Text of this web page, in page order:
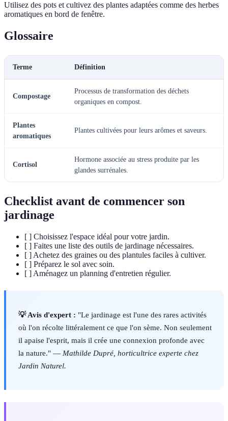
Utilisez des pots et cultivez des plantes adaptées comme des herbes
aromatiques en bord de fenêtre.
Glossaire
Terme Définition
Compostage
Processus de transformation des déchets
organiques en compost.
Plantes
aromatiques
Plantes cultivées pour leurs arômes et saveurs.
Cortisol
Hormone associée au stress produite par les
glandes surrénales.
Checklist avant de commencer son
jardinage
[ ] Choisissez l'espace idéal pour votre jardin.
[ ] Faites une liste des outils de jardinage nécessaires.
[ ] Achetez des graines ou des plantules faciles à cultiver.
[ ] Préparez le sol avec soin.
[ ] Aménagez un planning d'entretien régulier.
💡 Avis d'expert : "Le jardinage est l'une des rares activités
où l'on récolte littéralement ce que l'on sème. Non seulement
il apaise l'esprit, mais il crée une connexion profonde avec
la nature." — Mathilde Dupré, horticultrice experte chez
Jardin Naturel.